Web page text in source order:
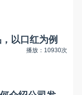
以口红为例
播放：10930次